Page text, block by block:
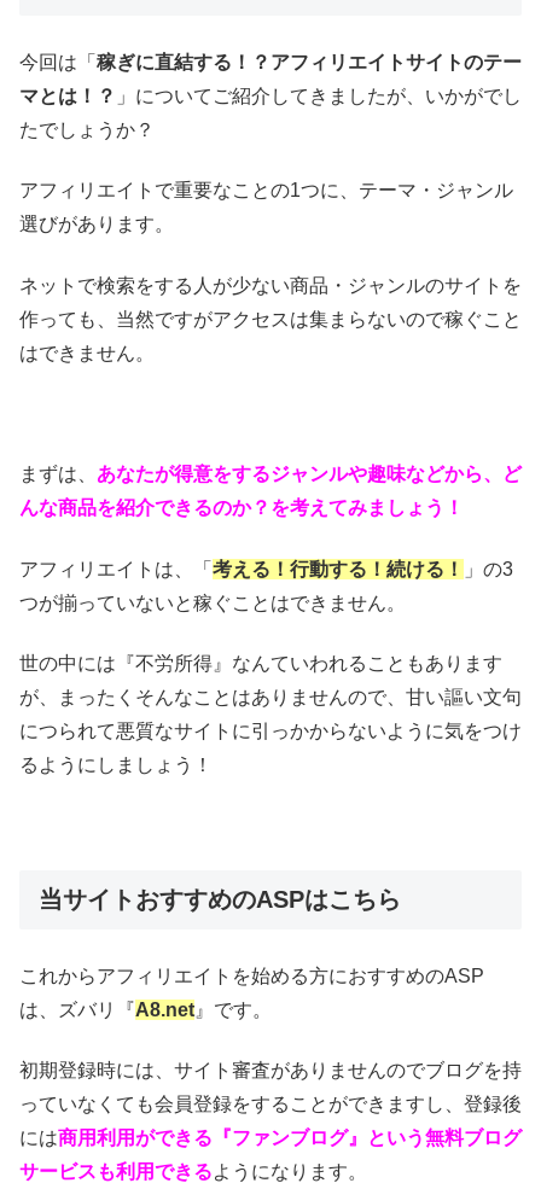
今回は「 稼ぎに直結する！？アフィリエイトサイトのテー
マとは！？ 」についてご紹介してきましたが、いかがでし
たでしょうか？
アフィリエイトで重要なことの1つに、テーマ・ジャンル
選びがあります。
ネットで検索をする人が少ない商品・ジャンルのサイトを
作っても、当然ですがアクセスは集まらないので稼ぐこと
はできません。
まずは、 あなたが得意をするジャンルや趣味などから、ど
んな商品を紹介できるのか？を考えてみましょう！
アフィリエイトは、「 考える！行動する！続ける！
」の3
つが揃っていないと稼ぐことはできません。
世の中には『不労所得』なんていわれることもあります
が、まったくそんなことはありませんので、甘い謳い文句
につられて悪質なサイトに引っかからないように気をつけ
るようにしましょう！
当サイトおすすめのASPはこちら
これからアフィリエイトを始める方におすすめのASP
は、ズバリ『A8.net 』です。
初期登録時には、サイト審査がありませんのでブログを持
っていなくても会員登録をすることができますし、登録後
には商用利用ができる『ファンブログ』という無料ブログ
サービスも利用できるようになります。